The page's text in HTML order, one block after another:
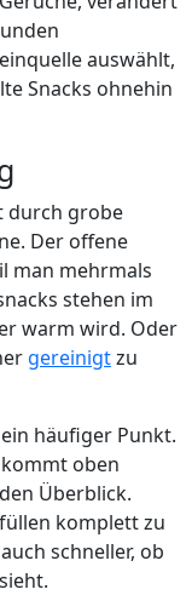
auswählt,
Snacks ohnehin
durch grobe
Der offene
man mehrmals
stehen im
warm wird. Oder
gereinigtzu
häufiger Punkt.
oben
Überblick.
komplett zu
schneller, ob